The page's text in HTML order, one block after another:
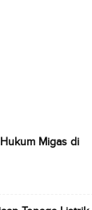
Migas di